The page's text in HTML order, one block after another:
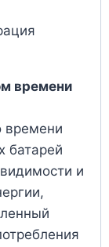
времени
времени
батарей
и